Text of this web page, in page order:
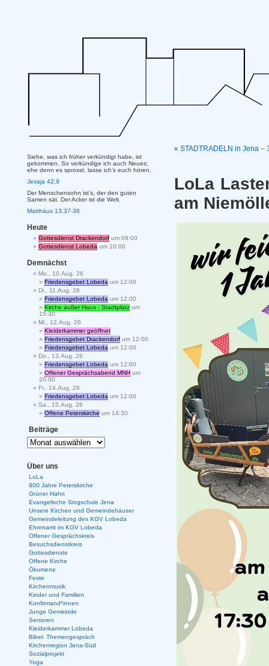
« STADTRADELN in Jena –
LoLa
am
Siehe, was ich früher verkündigt habe, ist
gekommen. So verkündige ich auch Neues;
ehe denn es sprosst, lasse ich’s euch hören.
Jesaja 42,9
Der Menschensohn ist’s, der den guten
Samen sät. Der Acker ist die Welt.
Matthäus 13,37-38
Heute
Gottesdienst Drackendorf um 09:00
Gottesdienst Lobeda um 10:00
Demnächst
Mo., 10.Aug. 26
Friedensgebet Lobeda um 12:00
Di., 11.Aug. 26
Friedensgebet Lobeda um 12:00
Kirche außer Haus - Stadtplatz um
15:30
Mi., 12.Aug. 26
Kleiderkammer geöffnet
Friedensgebet Drackendorf um 12:00
Friedensgebet Lobeda um 12:00
Do., 13.Aug. 26
Friedensgebet Lobeda um 12:00
Offener Gesprächsabend MNH um
20:00
Fr., 14.Aug. 26
Friedensgebet Lobeda um 12:00
Sa., 15.Aug. 26
Offene Peterskirche um 14:30
Beiträge
Über uns
LoLa
800 Jahre Peterskirche
Grüner Hahn
Evangelische Singschule Jena
Unsere Kirchen und Gemeindehäuser
Gemeindeleitung des KGV Lobeda
Ehrenamt im KGV Lobeda
Offener Gesprächskreis
Besuchsdienstkreis
Gottesdienste
Offene Kirche
Ökumene
Feste
Kirchenmusik
Kinder und Familien
Konfirmand*innen
Junge Gemeinde
Senioren
Kleiderkammer Lobeda
Bibel- Themengespräch
Kirchenregion Jena-Süd
Sozialprojekt
Yoga